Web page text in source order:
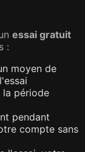
essai gratuit
:
moyen de
la période
pendant
compte sans